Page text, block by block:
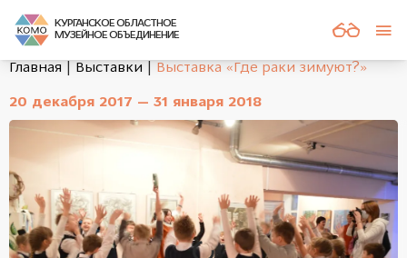
КУРГАНСКОЕ ОБЛАСТНОЕ
МУЗЕЙНОЕ ОБЪЕДИНЕНИЕ
Главная Выставки Выставка «Где раки зимуют?»
20 декабря 2017 — 31 января 2018